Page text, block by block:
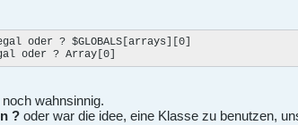
oder ? $GLOBALS[arrays][0]
oder ? Array[0]
wahnsinnig.
? oder war die idee, eine Klasse zu benutzen,